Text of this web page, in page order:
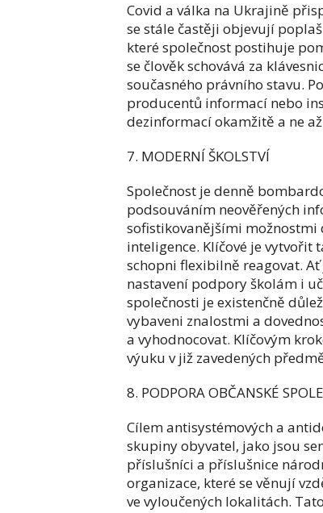
Covid a válka na Ukrajině
se stále častěji objevují
které společnost postihuje
se člověk schovává za
současného právního stavu.
producentů informací nebo
dezinformací okamžitě a ne
7. MODERNÍ ŠKOLSTVÍ
Společnost je denně
podsouváním neověřených
sofistikovanějšími
inteligence. Klíčové je
schopni flexibilně reagovat.
nastavení podpory školám i
společnosti je existenčně
vybaveni znalostmi a
a vyhodnocovat. Klíčovým
výuku v již zavedených
8. PODPORA OBČANSKÉ
Cílem antisystémových a
skupiny obyvatel, jako jsou
příslušníci a příslušnice
organizace, které se věnují
ve vyloučených lokalitách.